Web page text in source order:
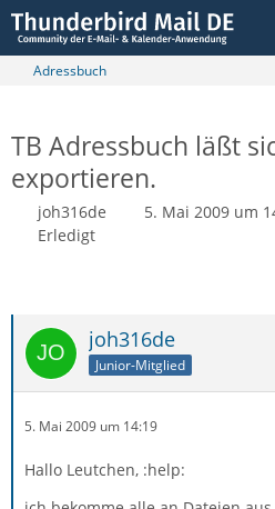
Adressbuch
TB Adressbuch läßt
exportieren.
joh316de 5. Mai 2009 um
Erledigt
joh316de
Junior-Mitglied
5. Mai 2009 um 14:19
Hallo Leutchen, :help: